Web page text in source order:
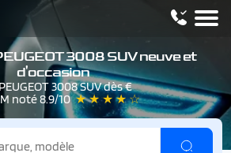
3008 SUV neuve et
d'occasion
3008 SUV dès €
noté 8.9/10★ ★ ★ ★ ☆